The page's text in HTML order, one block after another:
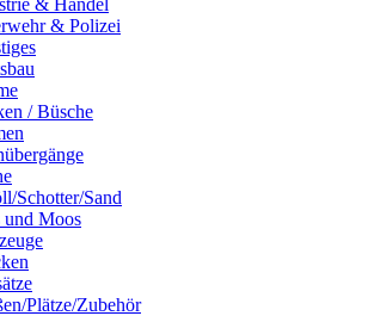
& Handel
& Polizei
/ Büsche
Schotter/Sand
und Moos
Plätze/Zubehör